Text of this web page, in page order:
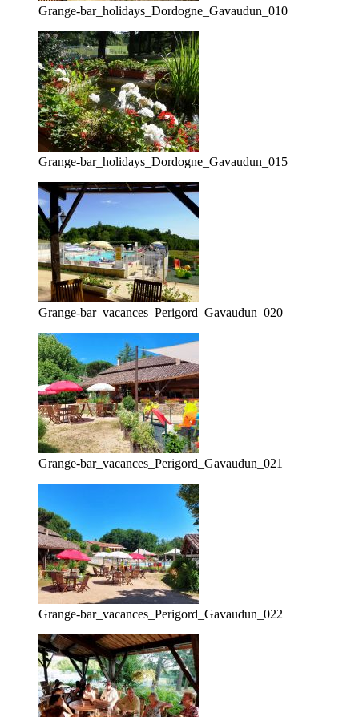
Grange-bar_holidays_Dordogne_Gavaudun_010
Grange-bar_holidays_Dordogne_Gavaudun_015
Grange-bar_vacances_Perigord_Gavaudun_020
Grange-bar_vacances_Perigord_Gavaudun_021
Grange-bar_vacances_Perigord_Gavaudun_022